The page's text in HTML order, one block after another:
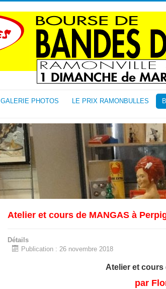
GALERIE PHOTOS LE PRIX RAMONBULLES
Atelier et cours de MANGAS à
Détails
Publication : 26 novembre 2018
Atelier et cours
par